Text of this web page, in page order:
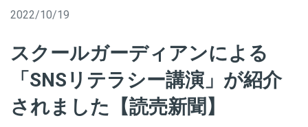
2022/10/19
スクールガーディアンによる
「SNSリテラシー講演」が紹介
されました【読売新聞】